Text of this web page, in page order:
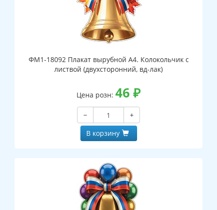
ФМ1-18092 Плакат вырубной А4. Колокольчик с
листвой (двухсторонний, вд-лак)
Цена розн: 46 ₽
−
+
В корзину